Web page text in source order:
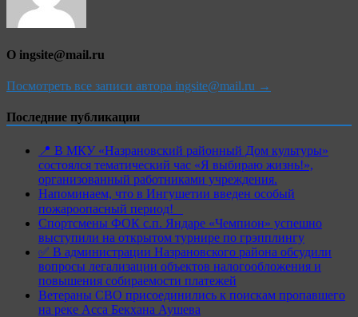
О ingsite@mail.ru
Посмотреть все записи автора ingsite@mail.ru →
Последние публикации
📍 В МКУ «Назрановский районный Дом культуры»
состоялся тематический час «Я выбираю жизнь!»,
организованный работниками учреждения.
Напоминаем, что в Ингушетии введен особый
пожароопасный период!⁣⁣⠀
Спортсмены ФОК с.п. Яндаре «Чемпион» успешно
выступили на открытом турнире по грэпплингу
✅ В администрации Назрановского района обсудили
вопросы легализации объектов налогообложения и
повышения собираемости платежей
Ветераны СВО присоединились к поискам пропавшего
на реке Асса Бекхана Аушева